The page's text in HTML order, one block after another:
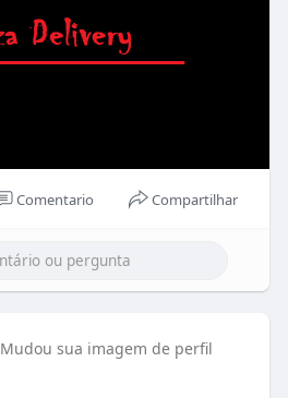
Comentario Compartilhar
Mudou sua imagem de perfil